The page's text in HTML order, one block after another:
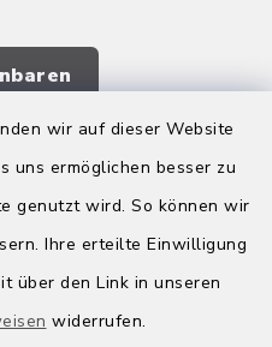
wir auf dieser Website
uns ermöglichen besser zu
genutzt wird. So können wir
Ihre erteilte Einwilligung
über den Link in unseren
widerrufen.